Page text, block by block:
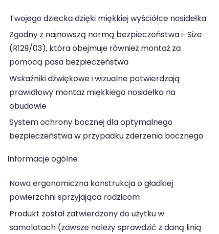
Twojego dziecka dzięki miękkiej wyściółce nosidełka
Zgodny z najnowszą normą bezpieczeństwa i-Size
(R129/03), która obejmuje również montaż za
pomocą pasa bezpieczeństwa
Wskaźniki dźwiękowe i wizualne potwierdzają
prawidłowy montaż miękkiego nosidełka na
obudowie
System ochrony bocznej dla optymalnego
bezpieczeństwa w przypadku zderzenia bocznego
Informacje ogólne
Nowa ergonomiczna konstrukcja o gładkiej
powierzchni sprzyjająca rodzicom
Produkt został zatwierdzony do użytku w
samolotach (zawsze należy sprawdzić z daną linią